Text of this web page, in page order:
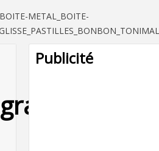
METAL_BOITE-
Publicité